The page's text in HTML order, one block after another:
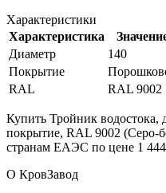
Характеристики
Характеристика
Диаметр
140
Покрытие
RAL
RAL 9002
Купить Тройник
покрытие, RAL 9002 (Серо-
странам ЕАЭС по цене 1
О КровЗавод